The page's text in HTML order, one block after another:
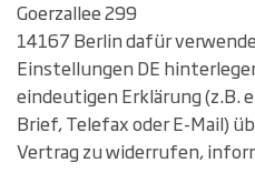
Goerzallee 299
14167 Berlin dafür
Einstellungen DE
eindeutigen Erklärung (z.B.
Brief, Telefax oder E-Mail)
Vertrag zu widerrufen,